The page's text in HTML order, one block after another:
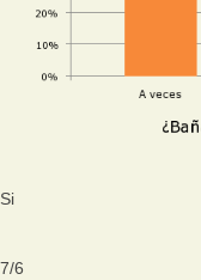
Si
7/6